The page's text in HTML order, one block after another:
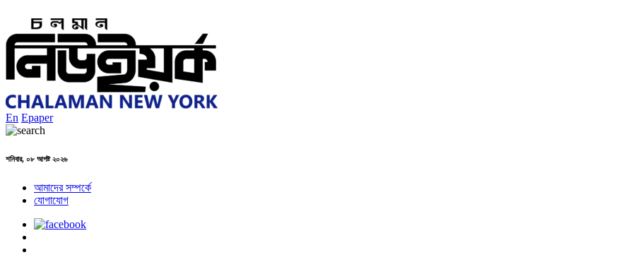
En Epaper
শনিবার, ০৮ আগষ্ট ২০২৬
আমাদের সম্পর্কে
যোগাযোগ